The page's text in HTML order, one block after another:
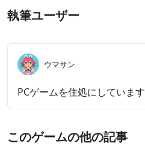
執筆ユーザー
ウマサン
PCゲームを住処にしています
このゲームの他の記事